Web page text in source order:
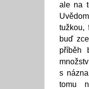
ale na
tužkou,
buď
příběh
s
tomu